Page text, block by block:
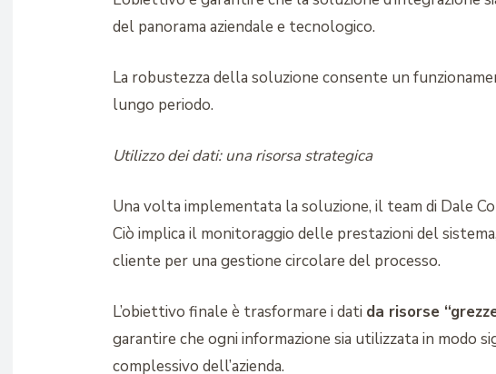
del panorama aziendale e tecnologico.
La robustezza della soluzione consente un
lungo periodo.
Utilizzo dei dati: una risorsa strategica
Una volta implementata la soluzione, il team di Dale
Ciò implica il monitoraggio delle prestazioni del
cliente per una gestione circolare del processo.
L’obiettivo finale è trasformare i dati da risorse
garantire che ogni informazione sia utilizzata in modo
complessivo dell’azienda.